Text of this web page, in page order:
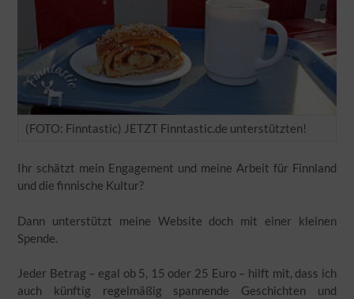
(FOTO: Finntastic) JETZT Finntastic.de unterstützten!
Ihr schätzt mein Engagement und meine Arbeit für Finnland
und die finnische Kultur?
Dann unterstützt meine Website doch mit einer kleinen
Spende.
Jeder Betrag – egal ob 5, 15 oder 25 Euro – hilft mit, dass ich
auch künftig regelmäßig spannende Geschichten und